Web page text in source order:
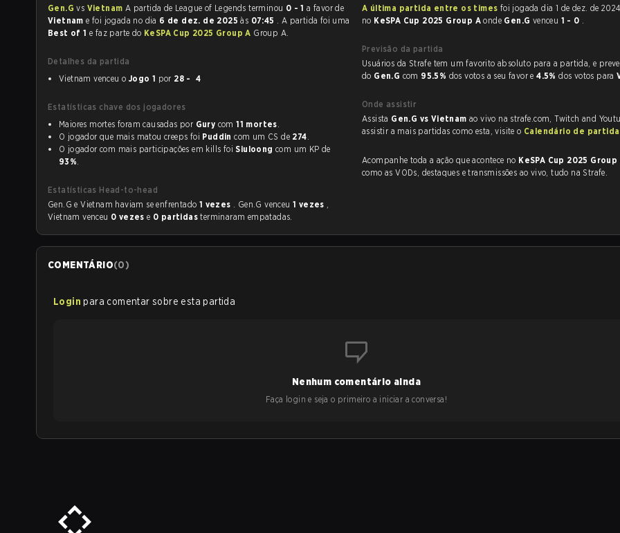
Gen.Gvs Vietnam A partida de League of Legends terminou 0 - 1 a favor de
Vietnam
e foi jogada no dia 6 de dez. de 2025às 07:45 . A partida foi uma
Best of 1 e faz parte do KeSPA Cup 2025 Group A Group A.
Detalhes da partida
Vietnam venceu o Jogo 1 por 28 - 4
Estatísticas chave dos jogadores
Maiores mortes foram causadas por Gury com11 mortes.
O jogador que mais matou creeps foi Puddin com um CS de 274.
O jogador com mais participações em kills foiSiuloong
com um KP de
93%.
Estatísticas Head-to-head
Gen.G e Vietnam haviam se enfrentado 1 vezes . Gen.G venceu 1 vezes ,
Vietnam venceu 0 vezese 0 partidasterminaram empatadas.
A última partida entre os times
no KeSPA Cup 2025 Group Aonde Gen.G venceu 1 - 0 .
Previsão da partida
Usuários da Strafe tem um favorito absoluto para a partida, e preveem a vitória
do Gen.G com 95.5% dos votos a seu favor e4.5%dos votos para
Onde assistir
Assista Gen.G vs Vietnam ao vivo na strafe.com, Twitch and
assistir a mais partidas como esta, visite o Calendário de
Acompanhe toda a ação que acontece no KeSPA Cup 2025 Group
como as VODs, destaques e transmissões ao vivo, tudo na Strafe.
COMENTÁRIO(0)
Login para comentar sobre esta partida
Nenhum comentário ainda
Faça login e seja o primeiro a iniciar a conversa!